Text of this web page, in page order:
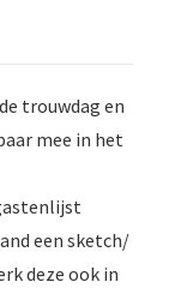
trouwdag en
mee in het
een sketch/
deze ook in